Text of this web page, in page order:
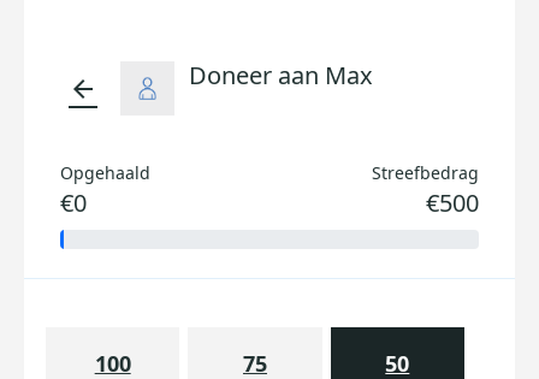
arrow_back Doneer aan Max
Opgehaald
€0
Streefbedrag
€500
100 75 50